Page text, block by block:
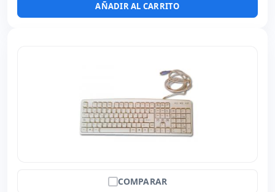
AÑADIR AL CARRITO
COMPARAR